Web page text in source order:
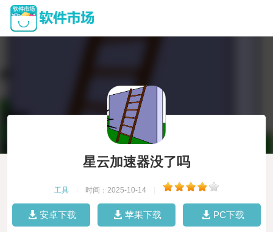
星云加速器没了吗
工具 时间：2025-10-14
安卓下载 苹果下载 PC下载